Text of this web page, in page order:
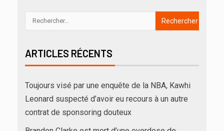
ARTICLES RÉCENTS
Toujours visé par une enquête de la NBA, Kawhi
Leonard suspecté d’avoir eu recours à un autre
contrat de sponsoring douteux